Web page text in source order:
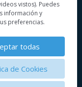
la
vistos). Puedes
información y
preferencias.
todas
de Cookies